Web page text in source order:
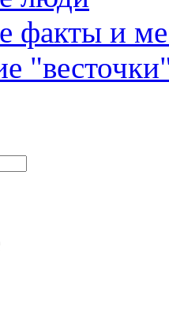
факты и